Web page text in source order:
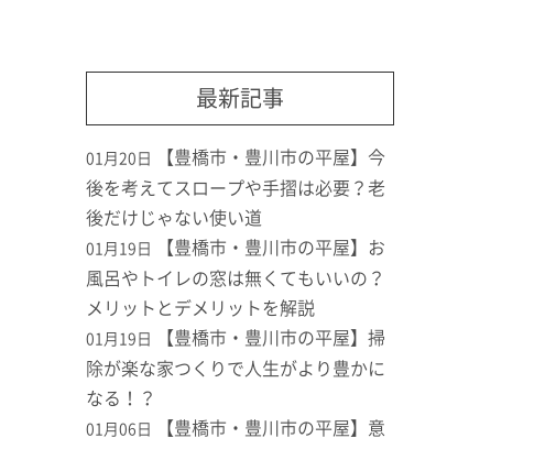
最新記事
01月20日
【豊橋市・豊川市の平屋】今
後を考えてスロープや手摺は必要？老
後だけじゃない使い道
01月19日
【豊橋市・豊川市の平屋】お
風呂やトイレの窓は無くてもいいの？
メリットとデメリットを解説
01月19日
【豊橋市・豊川市の平屋】掃
除が楽な家つくりで人生がより豊かに
なる！？
01月06日
【豊橋市・豊川市の平屋】意